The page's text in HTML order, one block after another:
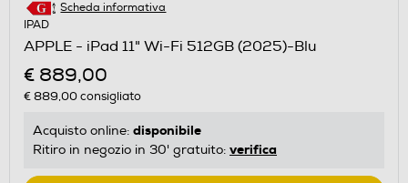
Scheda informativa
IPAD
APPLE - iPad 11" Wi-Fi 512GB (2025)-Blu
€ 889,00
€ 889,00consigliato
Acquisto online: disponibile
Ritiro in negozio in 30' gratuito: verifica